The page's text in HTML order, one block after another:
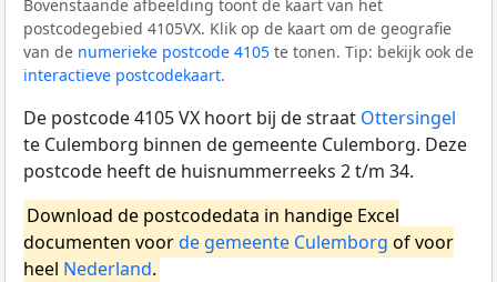
Bovenstaande afbeelding toont de kaart van het
postcodegebied 4105VX. Klik op de kaart om de geografie
van de numerieke postcode 4105 te tonen. Tip: bekijk ook de
interactieve postcodekaart.
De postcode 4105 VX hoort bij de straat Ottersingel
te Culemborg binnen de gemeente Culemborg. Deze
postcode heeft de huisnummerreeks 2 t/m 34.
Download de postcodedata in handige Excel
documenten voorde gemeente Culemborg of voor
heel Nederland.